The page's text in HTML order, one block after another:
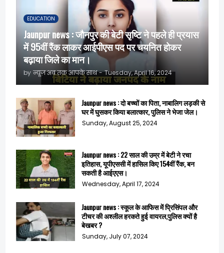
EDUCATION
Jaunpur news : जौनपुर की बेटी सृष्टि ने पहले ही प्रयास
में 95वीं रैंक लाकर आईपीएस पद पर चयनित होकर
बढ़ाया जिले का मान।
by न्यूज़ अब तक आपके साथ - Tuesday, April 16, 2024
Jaunpur news : दो बच्चों का पिता, नाबालिग लड़की से
घर में घुसकर किया बलात्कार, पुलिस ने भेजा जेल।
Sunday, August 25, 2024
Jaunpur news : 22 साल की उम्र में बेटी ने रचा
इतिहास, यूपीएससी में हासिल किए 154वीं रैंक, बन
सकती है आईएएस।
Wednesday, April 17, 2024
Jaunpur news : स्कूल के आफिस में प्रिसिंपल और
टीचर की अश्लील हरकते हुई वायरल,पुलिस क्यों है
बेखबर ?
Sunday, July 07, 2024